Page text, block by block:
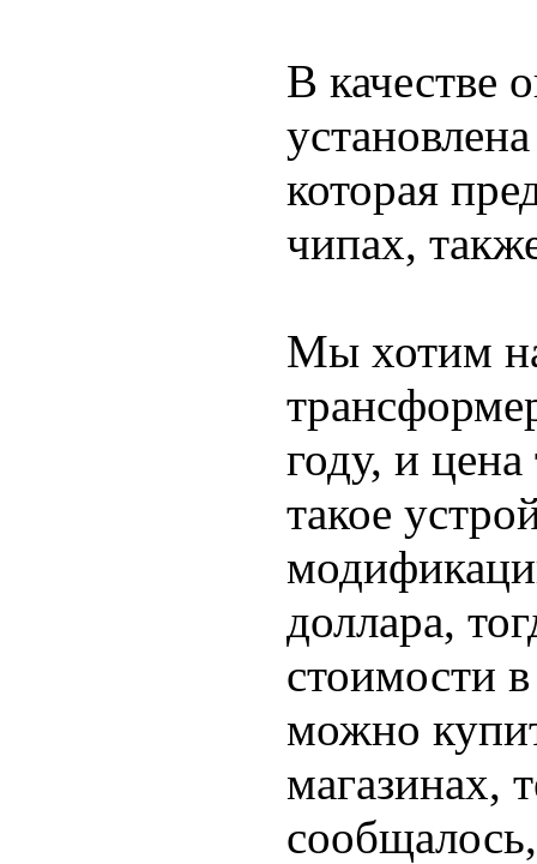
В качестве
которая
чипах,
Мы хотим
году, и
такое
доллара,
стоимости
можно
магазинах,